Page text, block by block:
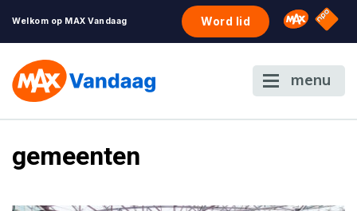
Welkom op MAX Vandaag Word lid Omroep
NPO
menu
gemeenten